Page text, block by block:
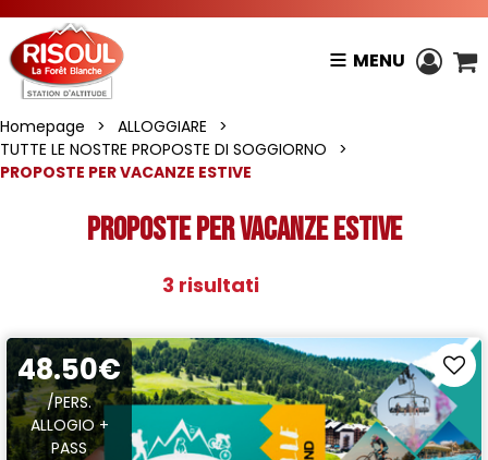
MENU
Homepage > ALLOGGIARE
>
TUTTE LE NOSTRE PROPOSTE DI SOGGIORNO
>
PROPOSTE PER VACANZE ESTIVE
PROPOSTE PER VACANZE ESTIVE
3 risultati
48.50€
/PERS.
ALLOGIO +
PASS